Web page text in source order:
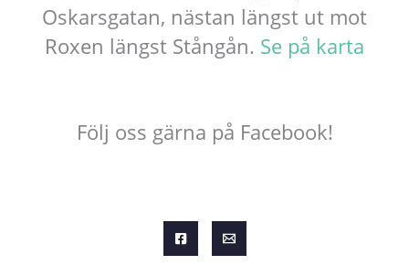
Oskarsgatan, nästan längst ut mot
Roxen längst Stångån. Se på karta
Följ oss gärna på Facebook!